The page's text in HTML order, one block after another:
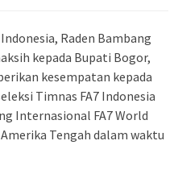
Raden Bambang
kepada Bupati Bogor,
kesempatan kepada
Timnas FA7 Indonesia
Internasional FA7 World
Tengah dalam waktu